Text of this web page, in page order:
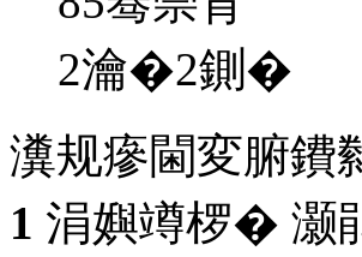
2瀹�2鍘�
瀵规瘮閫変腑
1 涓嬩竴椤� 灏